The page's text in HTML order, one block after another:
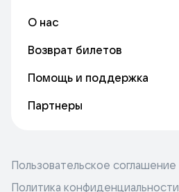
О нас
Возврат билетов
Помощь и поддержка
Партнеры
Пользовательское соглашение
Политика конфиденциальности